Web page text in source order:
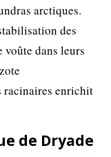
arctiques.
des
voûte dans leurs
racinaires enrichit
de Dryade